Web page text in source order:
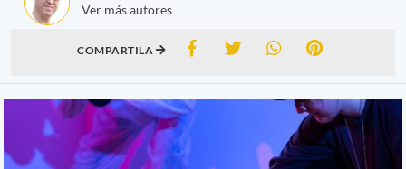
Ver más autores
COMPARTILA